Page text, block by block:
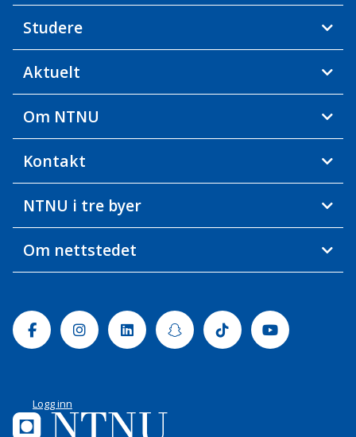
Studere
Aktuelt
Om NTNU
Kontakt
NTNU i tre byer
Om nettstedet
FacebookInstagramLinkedinSnapchatTiktok Youtube
Logg inn